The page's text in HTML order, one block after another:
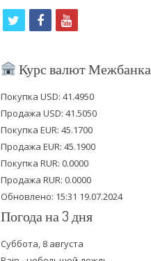
i
t
e
r
f
c
b
o
o
k
y
u
u
b
e
Курс валют Межбанка
Покупка USD: 41.4950
Продажа USD: 41.5050
Покупка EUR: 45.1700
Продажа EUR: 45.1900
Покупка RUR: 0.0000
Продажа RUR: 0.0000
Обновлено: 15:31 19.07.2024
Погода на 3 дня
Суббота, 8 августа